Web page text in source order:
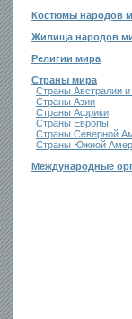
Костюмы народов
Жилища народов
Религии мира
Страны мира
Страны Австралии
Страны Азии
Страны Африки
Страны Европы
Страны Северной
Страны Южной
Международные